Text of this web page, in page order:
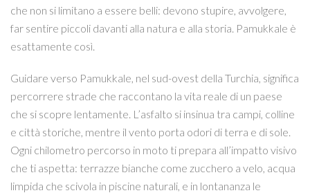
che non si limitano a essere belli: devono stupire, avvolgere,
far sentire piccoli davanti alla natura e alla storia. Pamukkale è
esattamente così.
Guidare verso Pamukkale, nel sud-ovest della Turchia, significa
percorrere strade che raccontano la vita reale di un paese
che si scopre lentamente. L’asfalto si insinua tra campi, colline
e città storiche, mentre il vento porta odori di terra e di sole.
Ogni chilometro percorso in moto ti prepara all’impatto visivo
che ti aspetta: terrazze bianche come zucchero a velo, acqua
limpida che scivola in piscine naturali, e in lontananza le